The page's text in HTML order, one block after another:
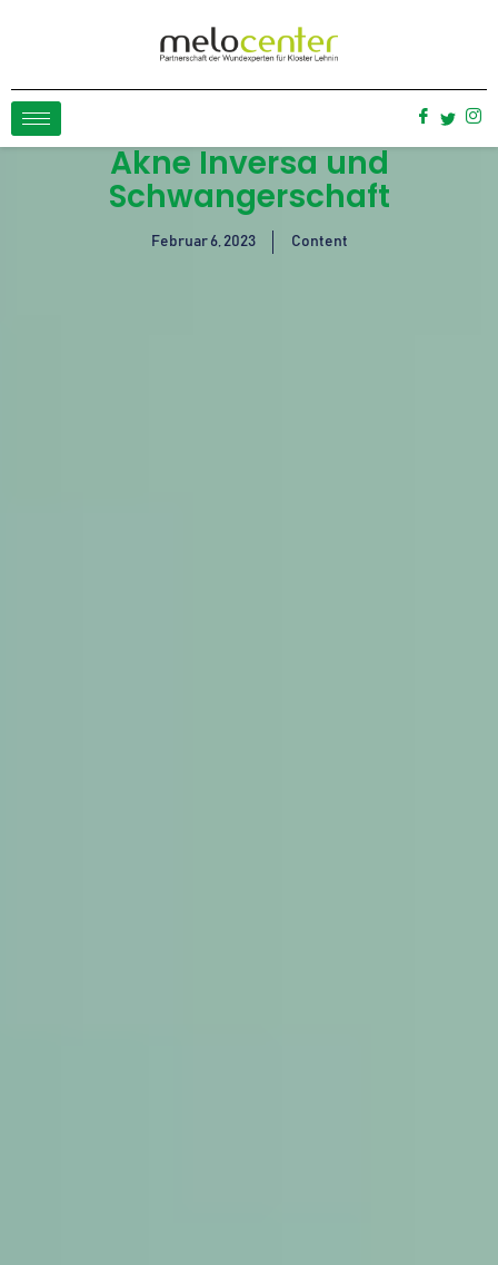
Akne Inversa und
Schwangerschaft
Februar 6, 2023 Content